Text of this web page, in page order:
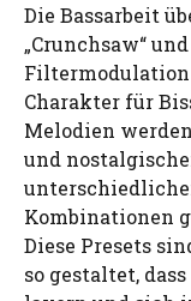
Die Bassarbeit
„Crunchsaw“
Charakter für
Melodien
und
Kombinationen
Diese Presets
so gestaltet,